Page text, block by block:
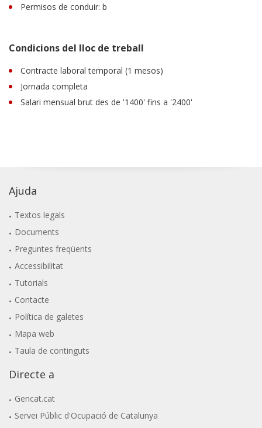
Permisos de conduir: b
Condicions del lloc de treball
Contracte laboral temporal (1 mesos)
Jornada completa
Salari mensual brut des de '1400' fins a '2400'
Ajuda
Textos legals
Documents
Preguntes freqüents
Accessibilitat
Tutorials
Contacte
Política de galetes
Mapa web
Taula de continguts
Directe a
Gencat.cat
Servei Públic d'Ocupació de Catalunya